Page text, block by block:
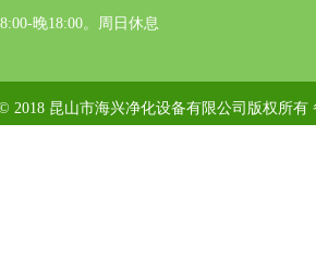
晚18:00。周日休息
2018 昆山市海兴净化设备有限公司版权所有